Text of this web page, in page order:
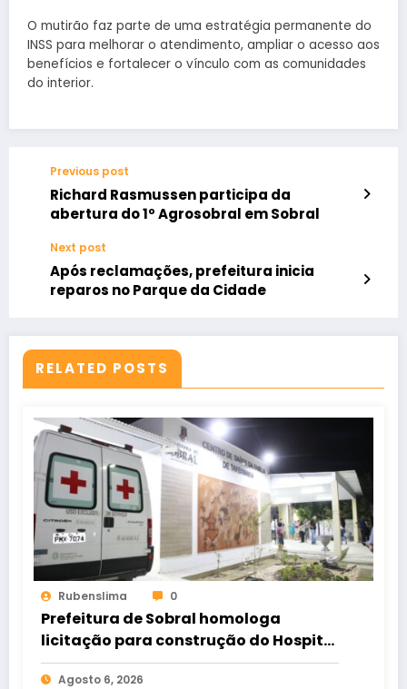
O mutirão faz parte de uma estratégia permanente do
INSS para melhorar o atendimento, ampliar o acesso aos
benefícios e fortalecer o vínculo com as comunidades
do interior.
Previous post
Richard Rasmussen participa da
abertura do 1º Agrosobral em Sobral
Next post
Após reclamações, prefeitura inicia
reparos no Parque da Cidade
RELATED POSTS
Rubenslima 0
Prefeitura de Sobral homologa
licitação para construção do Hospital
de Taperuaba
Agosto 6, 2026